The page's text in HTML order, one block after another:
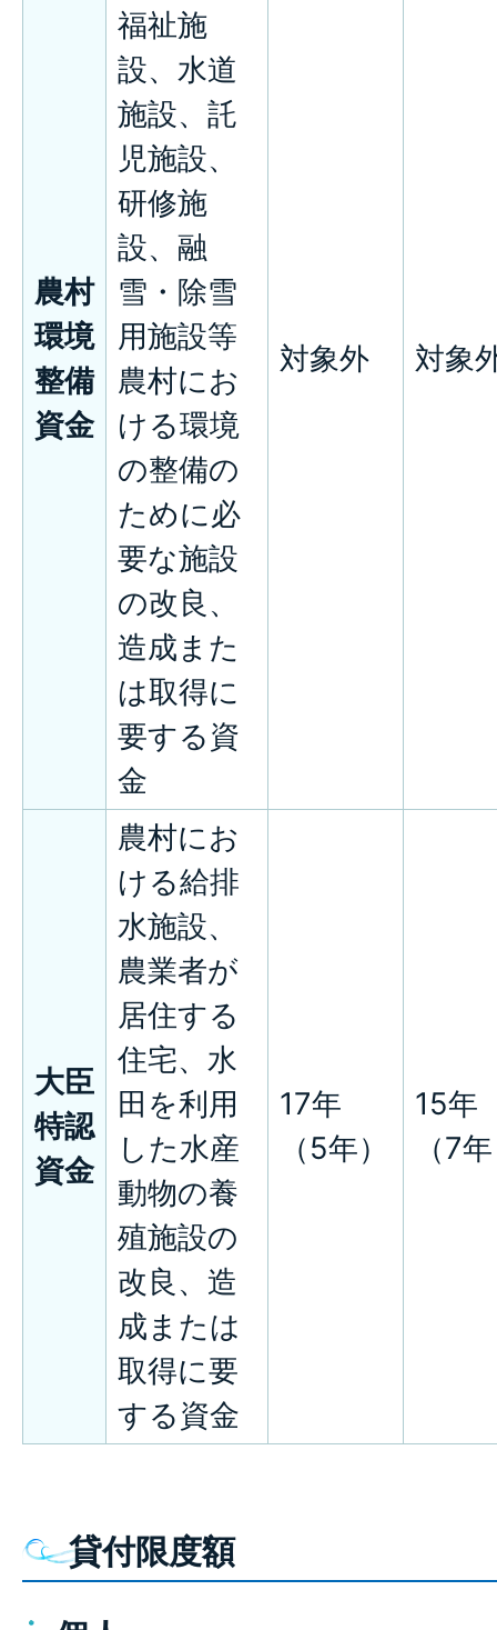
農村
環境
整備
資金
福祉施
設、水道
施設、託
児施設、
研修施
設、融
雪・除雪
用施設等
農村にお
ける環境
の整備の
ために必
要な施設
の改良、
造成また
は取得に
要する資
金
対象外 対象
大臣
特認
資金
農村にお
ける給排
水施設、
農業者が
居住する
住宅、水
田を利用
した水産
動物の養
殖施設の
改良、造
成または
取得に要
する資金
17年
（5年）
15年
（7
貸付限度額